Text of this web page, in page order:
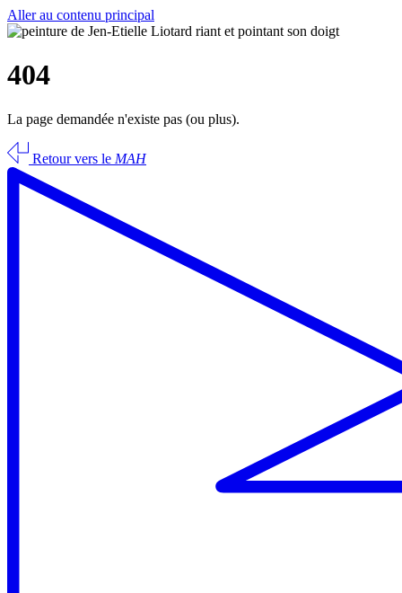
Aller au contenu principal
404
La page demandée n'existe pas (ou plus).
Retour vers le MAH